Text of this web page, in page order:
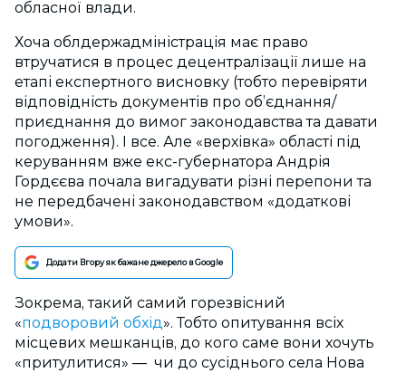
обласної влади.
Хоча облдержадміністрація має право
втручатися в процес децентралізації лише на
етапі експертного висновку (тобто перевіряти
відповідність документів про об’єднання/
приєднання до вимог законодавства та давати
погодження). І все. Але «верхівка» області під
керуванням вже екс-губернатора Андрія
Гордєєва почала вигадувати різні перепони та
не передбачені законодавством «додаткові
умови».
Додати Вгору як бажане джерело в Google
Зокрема, такий самий горезвісний
«подворовий обхід». Тобто опитування всіх
місцевих мешканців, до кого саме вони хочуть
«притулитися» — чи до сусіднього села Нова